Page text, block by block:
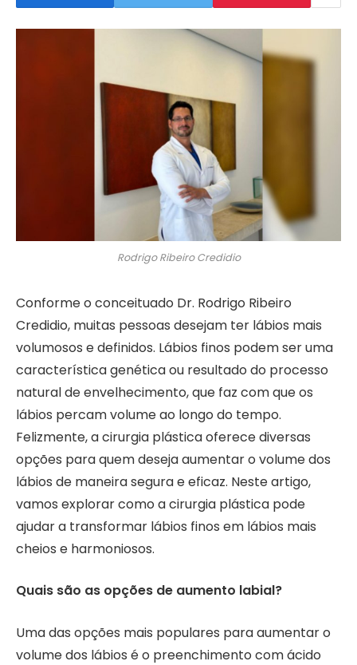
Rodrigo Ribeiro Credidio
Conforme o conceituado Dr. Rodrigo Ribeiro
Credidio, muitas pessoas desejam ter lábios mais
volumosos e definidos. Lábios finos podem ser uma
característica genética ou resultado do processo
natural de envelhecimento, que faz com que os
lábios percam volume ao longo do tempo.
Felizmente, a cirurgia plástica oferece diversas
opções para quem deseja aumentar o volume dos
lábios de maneira segura e eficaz. Neste artigo,
vamos explorar como a cirurgia plástica pode
ajudar a transformar lábios finos em lábios mais
cheios e harmoniosos.
Quais são as opções de aumento labial?
Uma das opções mais populares para aumentar o
volume dos lábios é o preenchimento com ácido